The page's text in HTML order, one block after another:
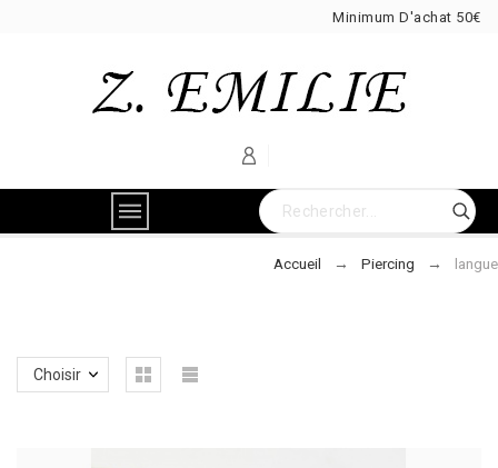
Minimum D'achat 50€
Accueil Piercing langue
Choisir